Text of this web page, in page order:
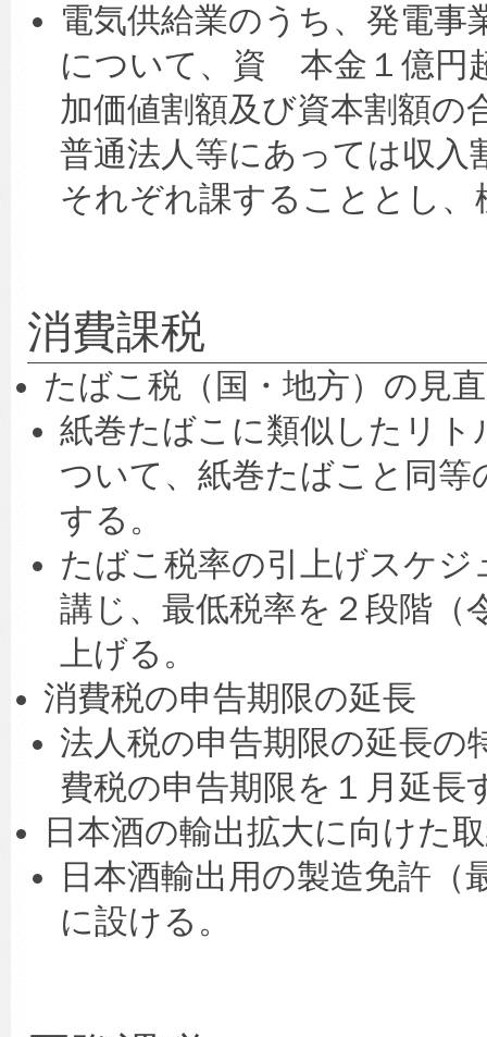
電気供給業のうち、発電事
について、資 本金１億円
加価値割額及び資本割額の
普通法人等にあっては収入
それぞれ課することとし
消費課税
たばこ税（国・地方）の見
紙巻たばこに類似したリ
ついて、紙巻たばこと同
する。
たばこ税率の引上げスケ
講じ、最低税率を２段階（
上げる。
消費税の申告期限の延長
法人税の申告期限の延長の
費税の申告期限を１月延長
日本酒の輸出拡大に向けた
日本酒輸出用の製造免許
に設ける。